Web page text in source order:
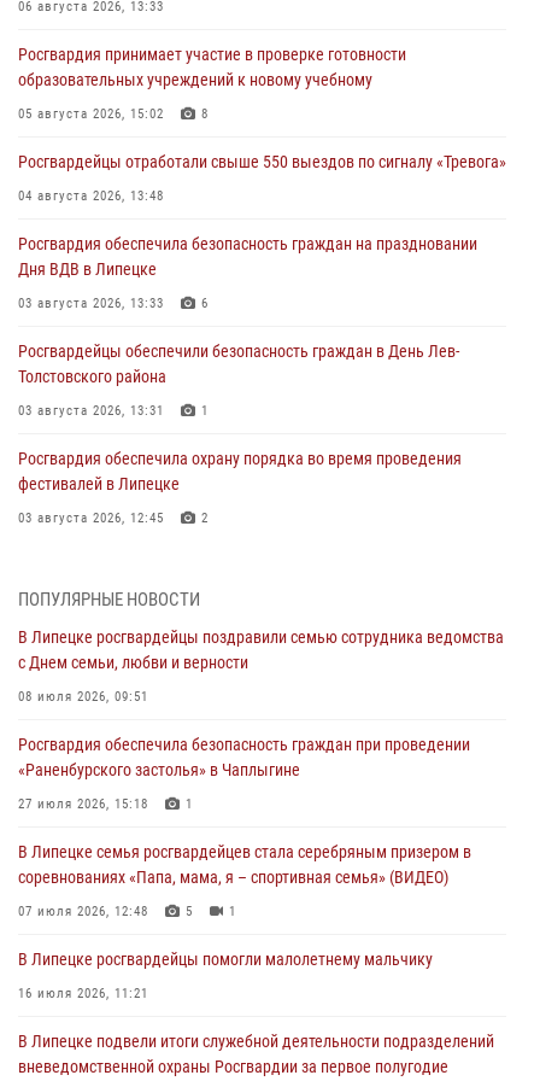
06 августа 2026, 13:33
Росгвардия принимает участие в проверке готовности
образовательных учреждений к новому учебному
05 августа 2026, 15:02 8
Росгвардейцы отработали свыше 550 выездов по сигналу «Тревога»
04 августа 2026, 13:48
Росгвардия обеспечила безопасность граждан на праздновании
Дня ВДВ в Липецке
03 августа 2026, 13:33 6
Росгвардейцы обеспечили безопасность граждан в День Лев-
Толстовского района
03 августа 2026, 13:31 1
Росгвардия обеспечила охрану порядка во время проведения
фестивалей в Липецке
03 августа 2026, 12:45 2
детских оздоровительно-образовательных объектов в Липецкой
31 июля 2026, 15:49
Лекция по финансовой грамотности прошла для сотрудников
30 июля 2026, 15:25
В Управлении Росгвардии по Липецкой области состоялся вечер
29 июля 2026, 15:05 2
В Липецке росгвардейцы посетили богослужение в честь великого
28 июля 2026, 14:46 3
ПОПУЛЯРНЫЕ НОВОСТИ
В Липецке росгвардейцы поздравили семью сотрудника ведомства
с Днем семьи, любви и верности
08 июля 2026, 09:51
Росгвардия обеспечила безопасность граждан при проведении
«Раненбурского застолья» в Чаплыгине
27 июля 2026, 15:18 1
В Липецке семья росгвардейцев стала серебряным призером в
соревнованиях «Папа, мама, я – спортивная семья» (ВИДЕО)
07 июля 2026, 12:48 5 1
В Липецке росгвардейцы помогли малолетнему мальчику
16 июля 2026, 11:21
В Липецке подвели итоги служебной деятельности подразделений
вневедомственной охраны Росгвардии за первое полугодие